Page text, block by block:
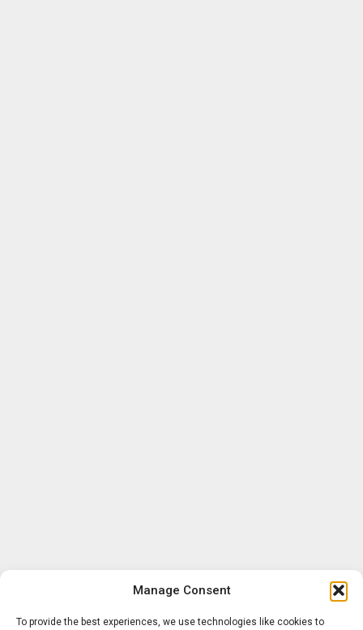
Manage Consent
To provide the best experiences, we use technologies like cookies to